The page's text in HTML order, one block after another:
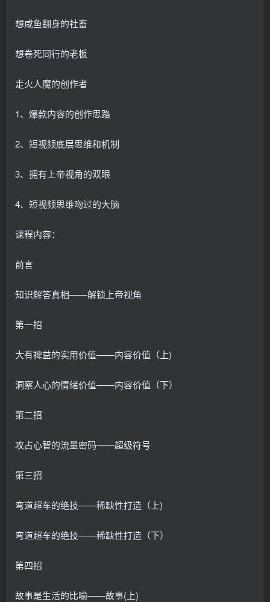
想咸鱼翻身的社畜
想卷死同行的老板
走火人魔的创作者
1、爆款内容的创作思路
2、短视频底层思维和机制
3、拥有上帝视角的双眼
4、短视频思维吻过的大脑
课程内容：
前言
知识解答真相——解锁上帝视角
第一招
大有裨益的实用价值——内容价值（上)
洞察人心的情绪价值——内容价值（下）
第二招
攻占心智的流量密码——超级符号
第三招
弯道超车的绝技——稀缺性打造（上)
弯道超车的绝技——稀缺性打造（下）
第四招
故事是生活的比喻——故事(上)